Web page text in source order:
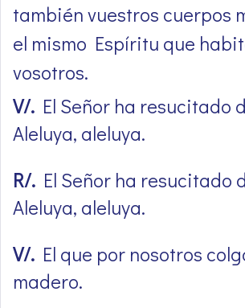
también vuestros cuerpos
el mismo Espíritu que
vosotros.
V/. El Señor ha resucitado
Aleluya, aleluya.
R/. El Señor ha resucitado
Aleluya, aleluya.
V/. El que por nosotros
madero.